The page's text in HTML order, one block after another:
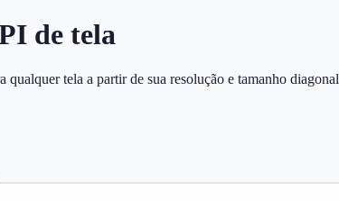
de tela
qualquer tela a partir de sua resolução e tamanho diagonal